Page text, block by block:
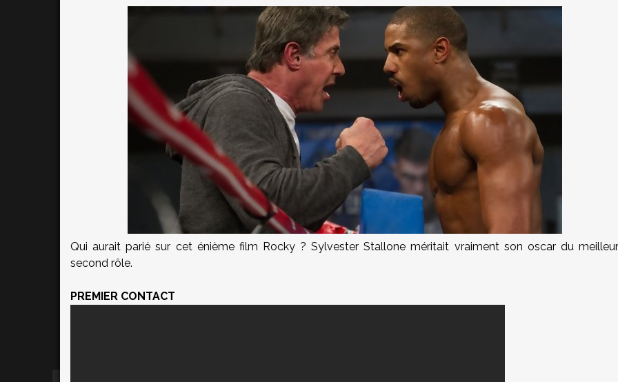
Qui aurait parié sur cet énième film Rocky ? Sylvester Stallone méritait vraiment son oscar du meilleur
second rôle.
PREMIER CONTACT